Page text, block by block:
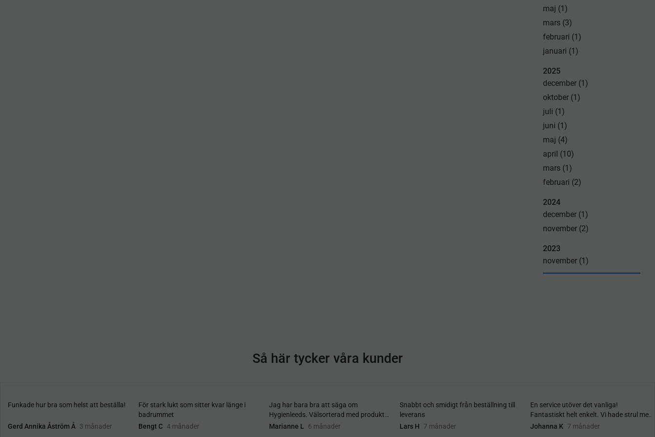
maj (1)
mars (3)
februari (1)
januari (1)
2025
december (1)
oktober (1)
juli (1)
juni (1)
maj (4)
april (10)
mars (1)
februari (2)
2024
december (1)
november (2)
2023
november (1)
Så här tycker våra kunder